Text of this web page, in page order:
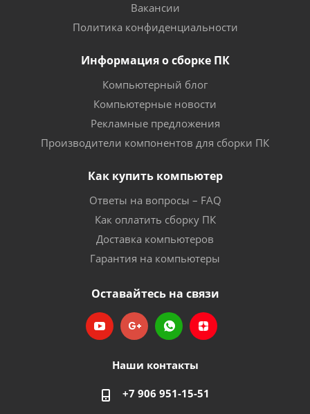
Вакансии
Политика конфиденциальности
Информация о сборке ПК
Компьютерный блог
Компьютерные новости
Рекламные предложения
Производители компонентов для сборки ПК
Как купить компьютер
Ответы на вопросы – FAQ
Как оплатить сборку ПК
Доставка компьютеров
Гарантия на компьютеры
Оставайтесь на связи
Наши контакты
+7 906 951-15-51